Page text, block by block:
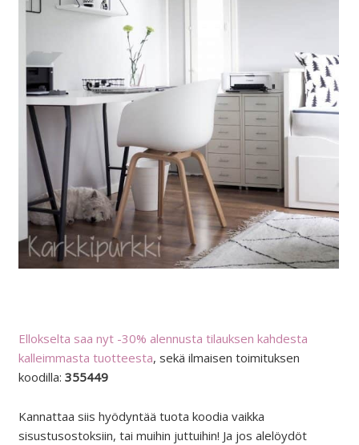
Ellokselta saa nyt -30% alennusta tilauksen kahdesta
kalleimmasta tuotteesta, sekä ilmaisen toimituksen
koodilla: 355449
Kannattaa siis hyödyntää tuota koodia vaikka
sisustusostoksiin, tai muihin juttuihin! Ja jos alelöydöt